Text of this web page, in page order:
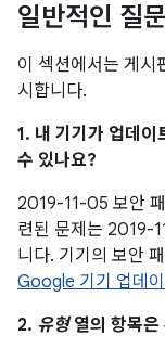
일반적인 질
이 섹션에서는 게시
시합니다.
1. 내 기기가 업데이
수 있나요?
2019-11-05 보안
련된 문제는 2019-
니다. 기기의 보안
Google 기기 업데
2. 유형열의 항목은